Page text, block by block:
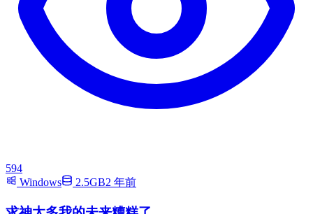
594
Windows
2.5GB2 年前